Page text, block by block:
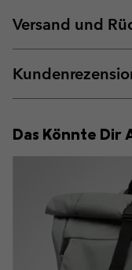
Versand und
Das Könnte Dir